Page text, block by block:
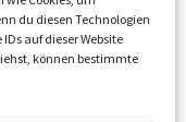
du diesen Technologien
auf dieser Website
können bestimmte